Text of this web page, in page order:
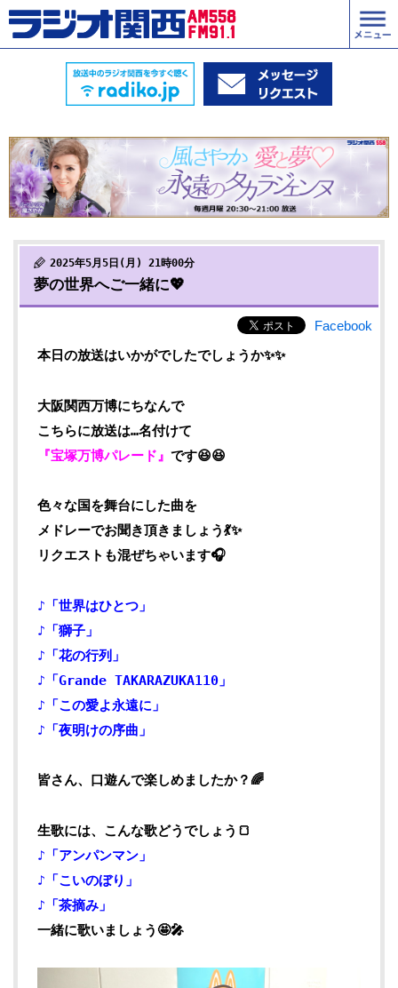
2025年5月5日(月) 21時00分
夢の世界へご一緒に💖
Facebook
本日の放送はいかがでしたでしょうか✨✨
大阪関西万博にちなんで
こちらに放送は…名付けて
『宝塚万博パレード』 です😆😆
色々な国を舞台にした曲を
メドレーでお聞き頂きましょう💃✨
リクエストも混ぜちゃいます🎧
♪「世界はひとつ」
♪「獅子」
♪「花の行列」
♪「Grande TAKARAZUKA110」
♪「この愛よ永遠に」
♪「夜明けの序曲」
皆さん、口遊んで楽しめましたか？🌈
生歌には、こんな歌どうでしょう🍞
♪「アンパンマン」
♪「こいのぼり」
♪「茶摘み」
一緒に歌いましょう🤩🎤